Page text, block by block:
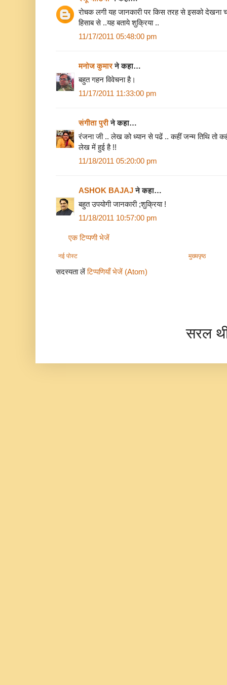
रोचक लगी यह जानकारी पर किस तरह से इसको देखना
हिसाब से ..यह बताये शुक्रिया ..
11/17/2011 05:48:00 pm
मनोज कुमारने कहा…
बहुत गहन विवेचना है।
11/17/2011 11:33:00 pm
संगीता पुरीने कहा…
रंजना जी .. लेख को ध्‍यान से पढें .. कहीं जन्‍म तिथि तो
लेख में हुई है !!
11/18/2011 05:20:00 pm
ASHOK BAJAJने कहा…
बहुत उपयोगी जानकारी ;शुक्रिया !
11/18/2011 10:57:00 pm
एक टिप्पणी भेजें
नई पोस्ट मुख्यपृष्ठ
सदस्यता लेंटिप्पणियाँ भेजें (Atom)
सरल